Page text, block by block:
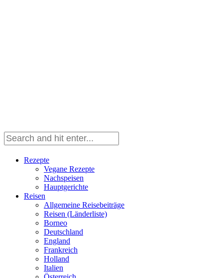
Rezepte
Vegane Rezepte
Nachspeisen
Hauptgerichte
Reisen
Allgemeine Reisebeiträge
Reisen (Länderliste)
Borneo
Deutschland
England
Frankreich
Holland
Italien